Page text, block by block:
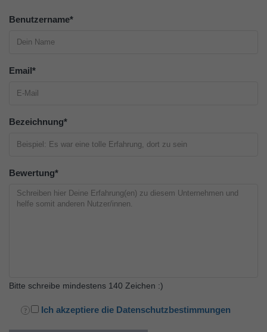
Benutzername*
Email*
Bezeichnung*
Bewertung*
Bitte schreibe mindestens 140 Zeichen :)
Ich akzeptiere die Datenschutzbestimmungen